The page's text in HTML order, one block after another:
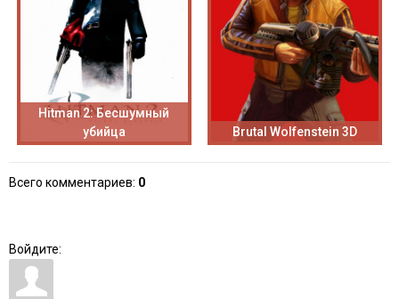
Hitman 2: Бесшумный
убийца
Brutal Wolfenstein 3D
Всего комментариев: 0
Войдите: